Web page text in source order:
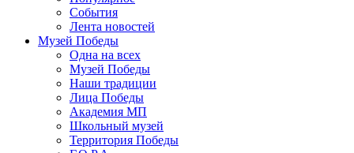
События
Лента новостей
Музей Победы
Одна на всех
Музей Победы
Наши традиции
Лица Победы
Академия МП
Школьный музей
Территория Победы